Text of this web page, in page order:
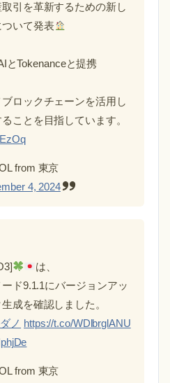
引を革新するための新し
いて発表
とTokenanceと提携
ロックチェーンを活用し
ことを目指しています。
from 東京
4, 2024
は、
ド9.1.1にバージョンアッ
成を確認しました。
ノ https://t.co/WDlbrglANU
from 東京